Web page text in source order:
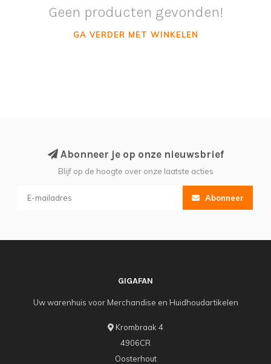
Geen producten gevonden!
GA VERDER MET WINKELEN
Abonneer je op onze nieuwsbrief
Blijf op de hoogte over onze laatste acties
Abonneer
GIGAFAN
Uw warenhuis voor Merchandise en Huidhoudartikelen
Krombraak 4
4906CR
Oosterhout